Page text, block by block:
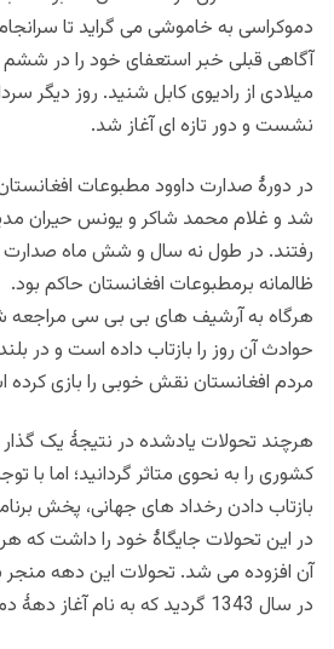
دموکراسی به خاموشی می گراید تا
میلادی از رادیوی کابل شنید. روز دیگر
نشست و دور تازه ای آغاز شد.
در دورۀ صدارت داوود مطبوعات
شد و غلام محمد شاکر و یونس حیران
رفتند. در طول نه سال و شش ماه صدارت
ظالمانه برمطبوعات افغانستان حاکم بود.
هرگاه به آرشیف های بی بی سی مراجعه
حوادث آن روز را بازتاب داده است و در
مردم افغانستان نقش خوبی را بازی
هرچند تحولات یادشده در نتیجۀ یک
کشوری را به نحوی متاثر گردانید؛ اما با
بازتاب دادن رخداد های جهانی، پخش
در این تحولات جایگاۀ خود را داشت که
آن افزوده می شد. تحولات این دهه
در سال 1343 گردید که به نام آغاز دهۀ دموکراسی خوانده می شود.